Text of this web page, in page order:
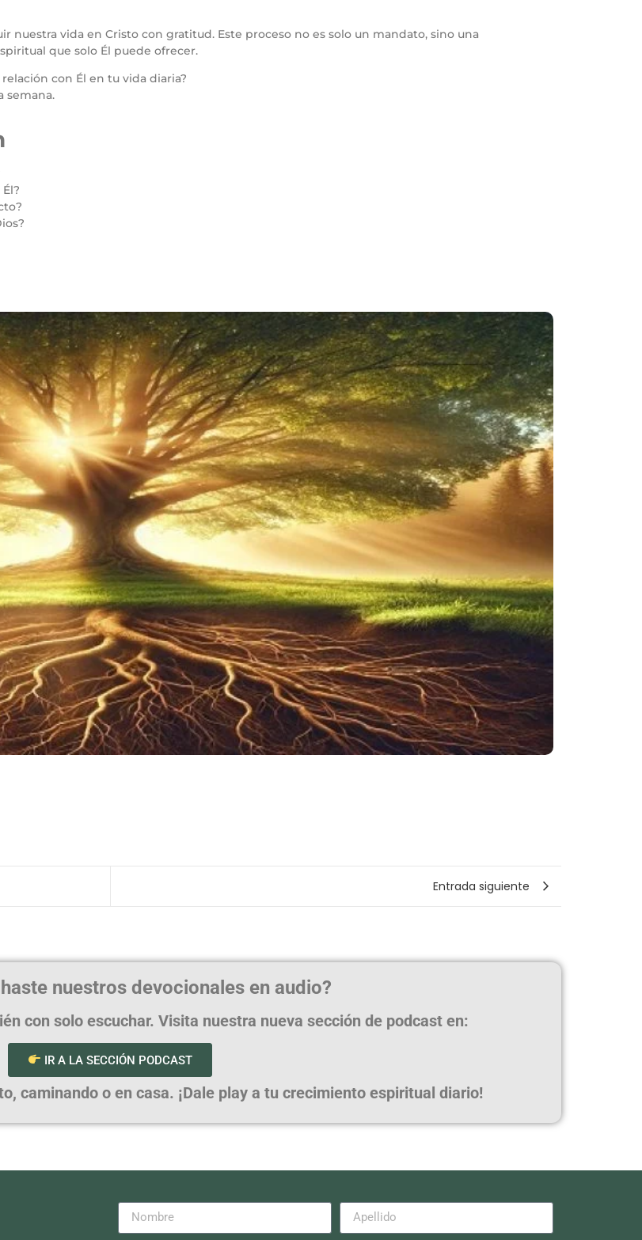
nuestra vida en Cristo con gratitud. Este proceso no es solo un mandato, sino una
que solo Él puede ofrecer.
con Él en tu vida diaria?
semana.
Entrada siguiente
nuestros devocionales en audio?
con solo escuchar. Visita nuestra nueva sección de podcast en:
IR A LA SECCIÓN PODCAST
caminando o en casa. ¡Dale play a tu crecimiento espiritual diario!